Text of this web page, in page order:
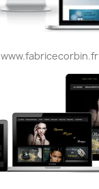
www.fabricecorbin.fr